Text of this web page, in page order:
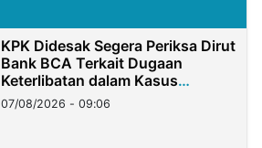
KPK Didesak Segera Periksa Dirut
Bank BCA Terkait Dugaan
Keterlibatan dalam Kasus
Hilangnya Dana Nasabah Rp2,58
Miliar
07/08/2026 - 09:06